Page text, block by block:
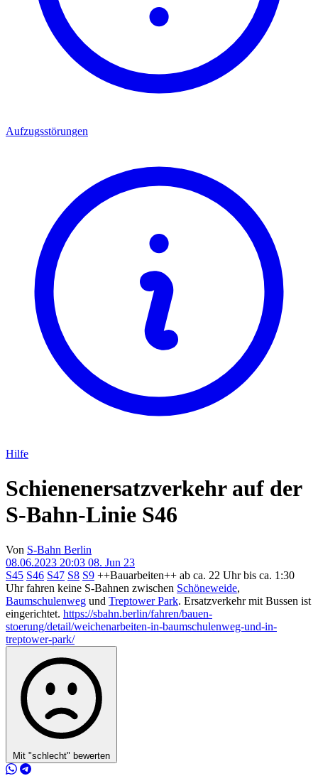
Aufzugsstörungen
Hilfe
Schienenersatzverkehr auf der
S-Bahn-Linie S46
Von S-Bahn Berlin
08.06.2023 20:03 08. Jun 23
S45 S46 S47 S8 S9 ++Bauarbeiten++ ab ca. 22 Uhr bis ca. 1:30
Uhr fahren keine S-Bahnen zwischen Schöneweide,
Baumschulenweg und Treptower Park. Ersatzverkehr mit Bussen ist
eingerichtet. https://sbahn.berlin/fahren/bauen-
stoerung/detail/weichenarbeiten-in-baumschulenweg-und-in-
treptower-park/
Mit "schlecht" bewerten